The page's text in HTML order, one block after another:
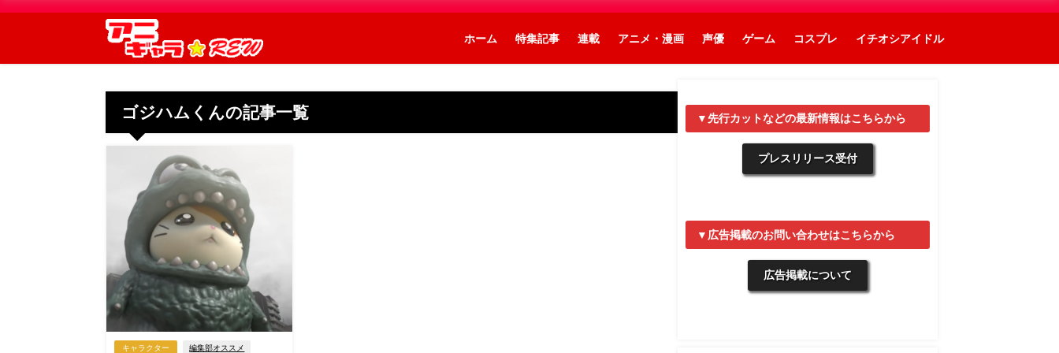
ホーム 特集記事 連載 アニメ・漫画 声優 ゲーム コスプレ イチオシアイドル
ゴジハムくんの記事一覧
キャラクター 編集部オススメ
▼先行カットなどの最新情報はこちらから
プレスリリース受付
▼広告掲載のお問い合わせはこちらから
広告掲載について